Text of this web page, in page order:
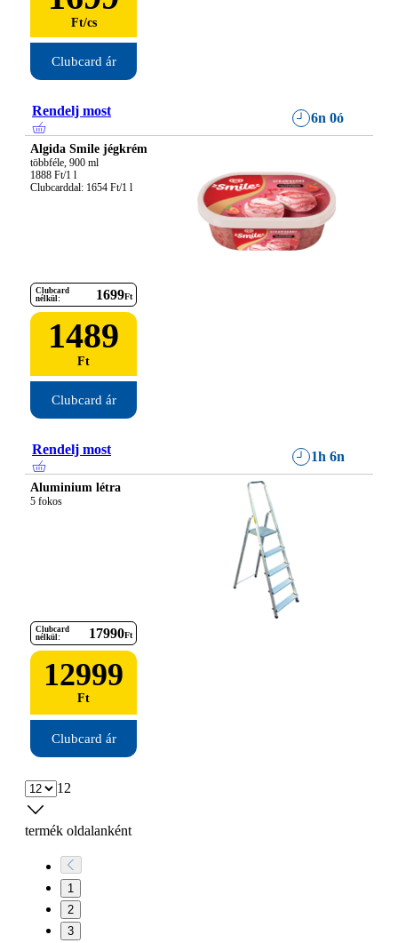
Ft/cs
Clubcard ár
Rendelj most 6n 0ó
Algida Smile jégkrém
többféle, 900 ml
1888 Ft/1 l
Clubcarddal: 1654 Ft/1 l
Clubcard
nélkül:
1699Ft
1489
Ft
Clubcard ár
Rendelj most 1h 6n
Aluminium létra
5 fokos
Clubcard
nélkül:
17990Ft
12999
Ft
Clubcard ár
12
termék oldalanként
1
2
3